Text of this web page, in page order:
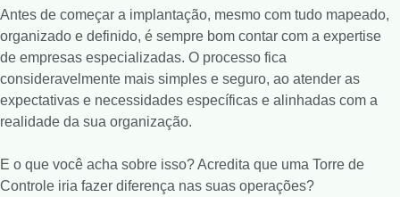
Antes de começar a implantação, mesmo com tudo mapeado,
organizado e definido, é sempre bom contar com a expertise
de empresas especializadas. O processo fica
consideravelmente mais simples e seguro, ao atender as
expectativas e necessidades específicas e alinhadas com a
realidade da sua organização.
E o que você acha sobre isso? Acredita que uma Torre de
Controle iria fazer diferença nas suas operações?